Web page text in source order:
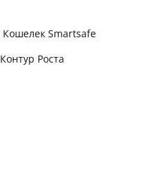
Кошелек Smartsafe
Контур Роста